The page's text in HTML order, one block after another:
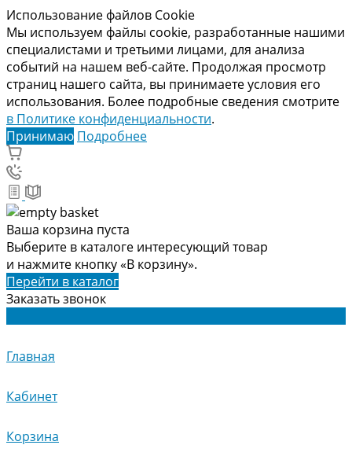
Использование файлов Cookie
Мы используем файлы cookie, разработанные нашими
специалистами и третьими лицами, для анализа
событий на нашем веб-сайте. Продолжая просмотр
страниц нашего сайта, вы принимаете условия его
использования. Более подробные сведения смотрите
в Политике конфиденциальности.
Принимаю Подробнее
Ваша корзина пуста
Выберите в каталоге интересующий товар
и нажмите кнопку «В корзину».
Перейти в каталог
Заказать звонок
Главная
Кабинет
Корзина